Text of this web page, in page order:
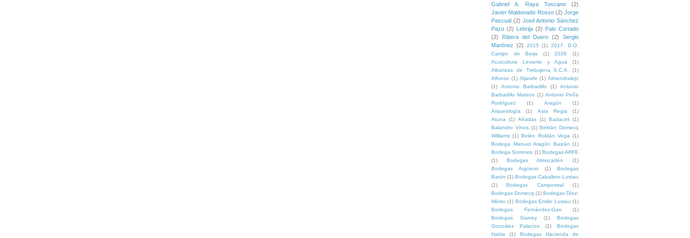
Gabriel A. Raya Toscano
(2)
Javier Maldonado Rosso (2) Jorge
Pascual (2) José Antonio Sánchez
Pazo (2) Lebrija (2)
Palo Cortado
(2)
Ribera del Duero (2)
Sergio
Martínez (2) 2015 (1) 2017. D.O.
Campo de Borja
(1) 2026
(1)
Acuicultura Levante y Agua
(1)
Albarizas de Trebujena S.C.A.
(1)
Alfonso (1) Aljarafe (1) Almendralejo
(1)
Antonio Barbadillo (1)
Antonio
Barbadillo Mateos (1) Antonio Peña
Rodríguez
(1) Aragón
(1)
Arqueología
(1) Asta Regia
(1)
Atuna (1) Añadas (1) Badaceli (1)
Balandro Vinos (1) Beltrán Domecq
Williams (1) Belén Roldán Vega (1)
Bodega Manuel Aragón Baizán (1)
Bodega Sommos (1) Bodegas ARFE
(1)
Bodegas Almocadén
(1)
Bodegas Argüeso
(1)
Bodegas
Barón (1) Bodegas Caballero.Lustau
(1)
Bodegas Campestral
(1)
Bodegas Domecq (1) Bodegas Díez-
Mérito (1) Bodegas Emilio Lustau (1)
Bodegas Fernández-Gao
(1)
Bodegas Garvey
(1)
Bodegas
González Palacios
(1)
Bodegas
Habla
(1)
Bodegas Hacienda de